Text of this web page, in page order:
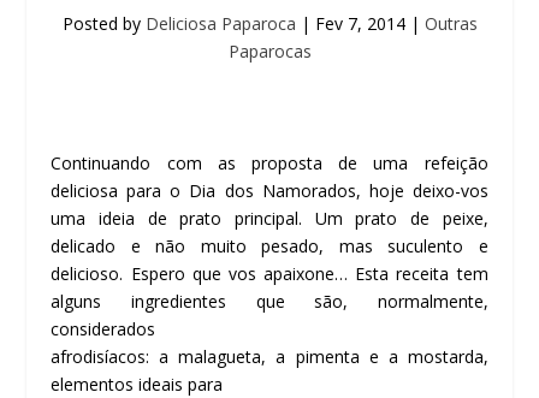
Posted by Deliciosa Paparoca | Fev 7, 2014| Outras
Paparocas
Continuando com as proposta de uma refeição
deliciosa para o Dia dos Namorados, hoje deixo-vos
uma ideia de prato principal. Um prato de peixe,
delicado e não muito pesado, mas suculento e
delicioso. Espero que vos apaixone… Esta receita tem
alguns ingredientes que são, normalmente,
considerados
afrodisíacos: a malagueta, a pimenta e a mostarda,
elementos ideais para